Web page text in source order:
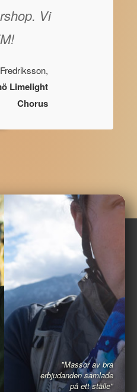
Vi
Limelight
Chorus
"Massor av bra
erbjudanden samlade
på ett ställe"